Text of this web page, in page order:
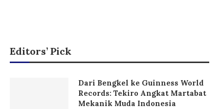
Editors’ Pick
Dari Bengkel ke Guinness World
Records: Tekiro Angkat Martabat
Mekanik Muda Indonesia